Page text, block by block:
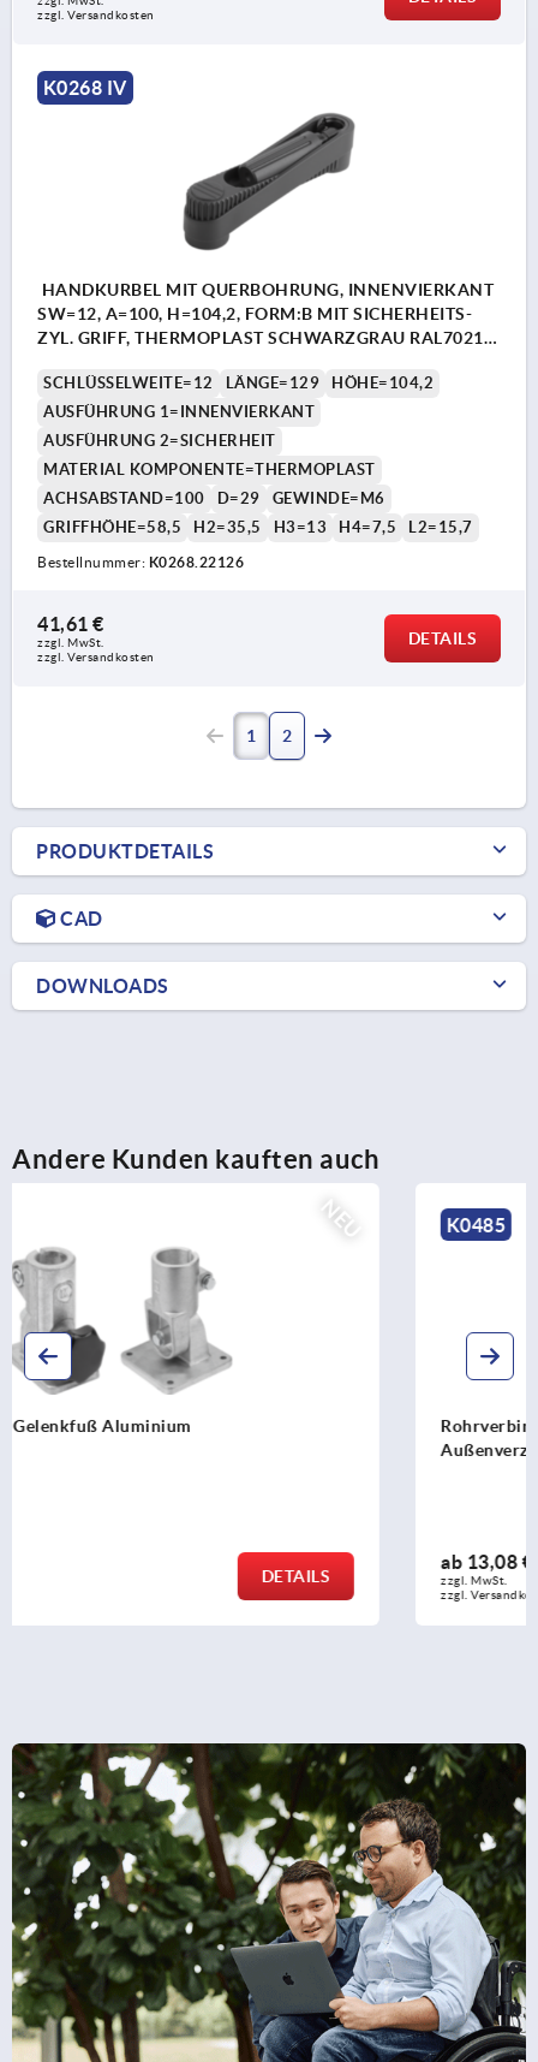
zzgl. Versandkosten
K0268 IV
HANDKURBEL MIT QUERBOHRUNG, INNENVIERKANT
SW=12, A=100, H=104,2, FORM:B MIT SICHERHEITS-
ZYL. GRIFF, THERMOPLAST SCHWARZGRAU RAL7021,
SCHLÜSSELWEITE=12 LÄNGE=129
HÖHE=104,2
AUSFÜHRUNG 1=INNENVIERKANT
AUSFÜHRUNG 2=SICHERHEIT
MATERIAL KOMPONENTE=THERMOPLAST
ACHSABSTAND=100
D=29
GEWINDE=M6
GRIFFHÖHE=58,5
H2=35,5 H3=13 H4=7,5 L2=15,7
Bestellnummer: K0268.22126
41,61 €
zzgl. MwSt.
zzgl. Versandkosten
DETAILS
1 2
PRODUKTDETAILS
CAD
DOWNLOADS
Andere Kunden kauften auch
NEU
Rohrverbinder Gelenkstück Aluminium, mit
DETAILS